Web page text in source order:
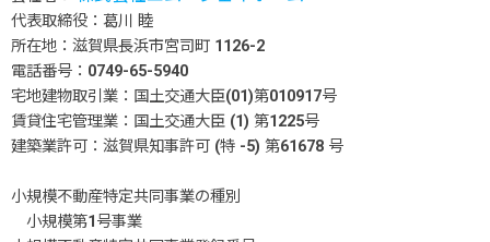
代表取締役：葛川 睦
所在地：滋賀県長浜市宮司町 1126-2
電話番号：0749-65-5940
宅地建物取引業：国土交通大臣(01)第010917号
賃貸住宅管理業：国土交通大臣 (1) 第1225号
建築業許可：滋賀県知事許可 (特 -5) 第61678 号
小規模不動産特定共同事業の種別
小規模第1号事業